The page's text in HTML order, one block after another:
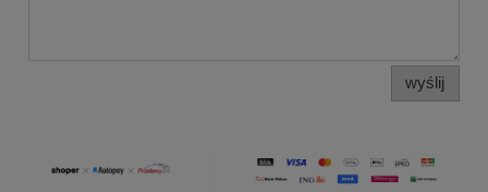
wyślij